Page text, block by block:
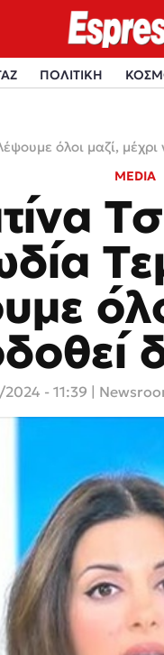
ΠΟΛΙΤΙΚΗ
όλοι μαζί,
MEDIA
- 11:39